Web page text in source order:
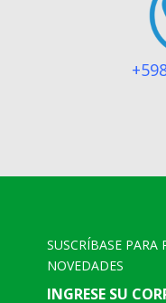
SUSCRÍBASE PARA
NOVEDADES
INGRESE SU